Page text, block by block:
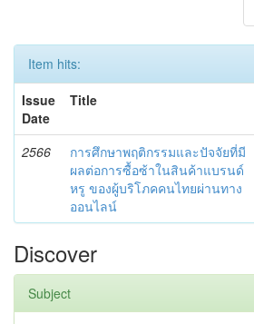
Item hits:
Issue
Date
Title
2566
การศึกษาพฤติกรรมและปัจจัยที่มี
ผลต่อการซื้อซ้าในสินค้าแบรนด์
หรู ของผู้บริโภคคนไทยผ่านทาง
ออนไลน์
Discover
Subject